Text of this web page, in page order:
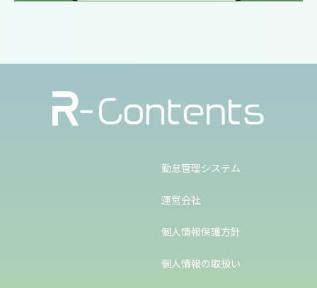
勤怠管理システム
運営会社
個人情報保護方針
個人情報の取扱い